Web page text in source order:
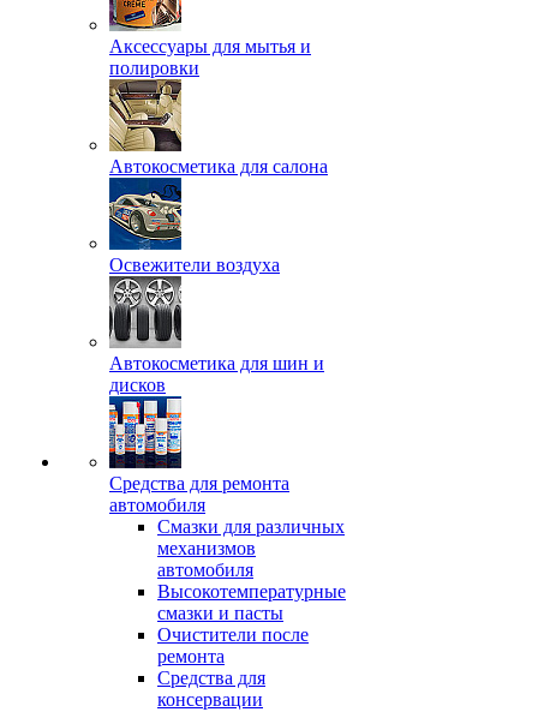
Аксессуары для мытья и
полировки
Автокосметика для салона
Освежители воздуха
Автокосметика для шин и
дисков
Средства для ремонта
автомобиля
Смазки для различных
механизмов
автомобиля
Высокотемпературные
смазки и пасты
Очистители после
ремонта
Средства для
консервации